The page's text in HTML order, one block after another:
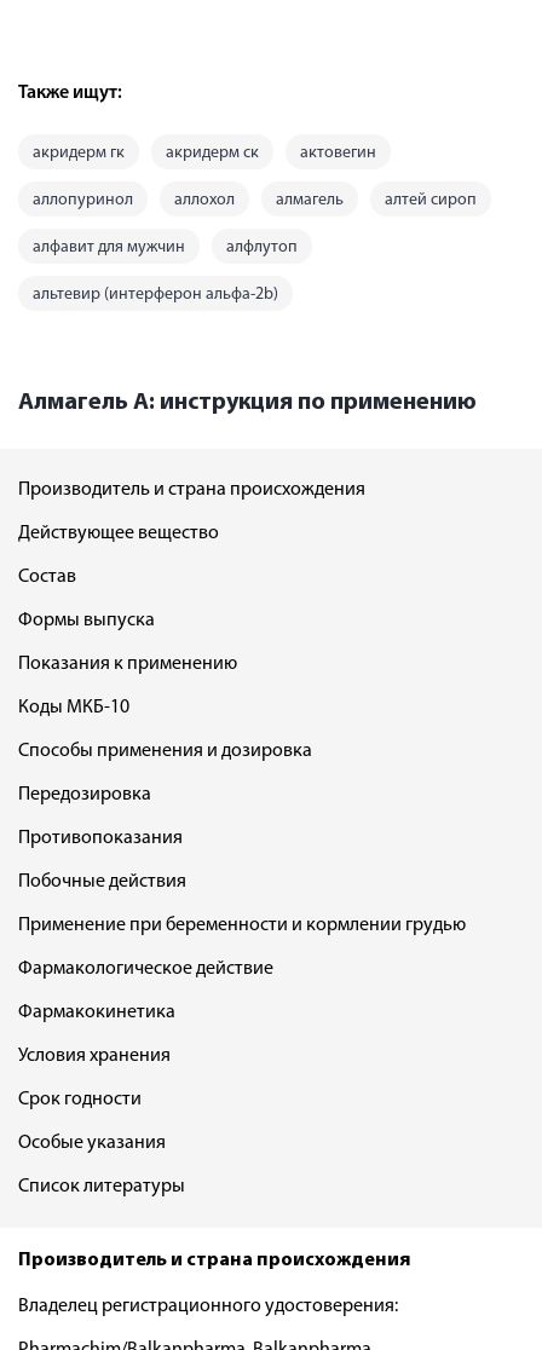
Также ищут:
акридерм гк акридерм ск актовегин
аллопуринол аллохол алмагель алтей сироп
алфавит для мужчин алфлутоп
альтевир (интерферон альфа-2b)
Алмагель А: инструкция по применению
Производитель и страна происхождения
Действующее вещество
Состав
Формы выпуска
Показания к применению
Коды МКБ-10
Способы применения и дозировка
Передозировка
Противопоказания
Побочные действия
Применение при беременности и кормлении грудью
Фармакологическое действие
Фармакокинетика
Условия хранения
Срок годности
Особые указания
Список литературы
Производитель и страна происхождения
Владелец регистрационного удостоверения: